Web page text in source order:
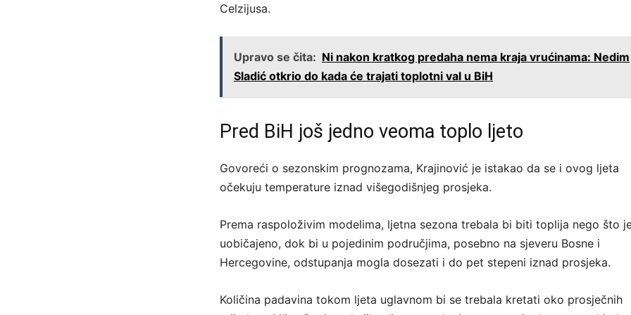
Celzijusa.
Upravo se čita: Ni nakon kratkog predaha nema kraja vrućinama: Nedim
Sladić otkrio do kada će trajati toplotni val u BiH
Pred BiH još jedno veoma toplo ljeto
Govoreći o sezonskim prognozama, Krajinović je istakao da se i ovog ljeta
očekuju temperature iznad višegodišnjeg prosjeka.
Prema raspoloživim modelima, ljetna sezona trebala bi biti toplija nego što
uobičajeno, dok bi u pojedinim područjima, posebno na sjeveru Bosne i
Hercegovine, odstupanja mogla dosezati i do pet stepeni iznad prosjeka.
Količina padavina tokom ljeta uglavnom bi se trebala kretati oko prosječnih